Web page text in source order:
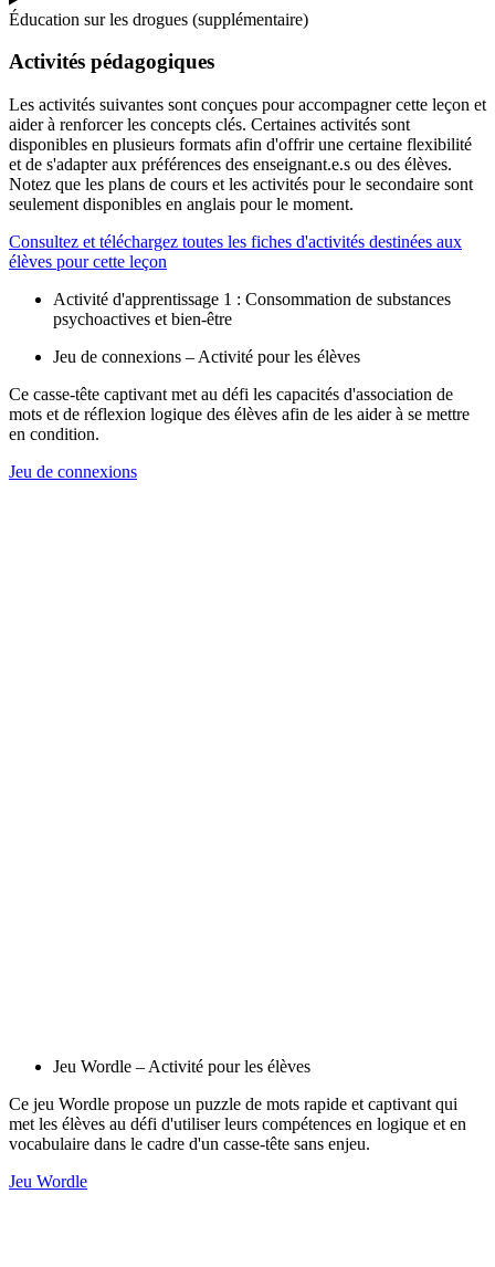
Éducation sur les drogues (supplémentaire)
Activités pédagogiques
Les activités suivantes sont conçues pour accompagner cette leçon et
aider à renforcer les concepts clés. Certaines activités sont
disponibles en plusieurs formats afin d'offrir une certaine flexibilité
et de s'adapter aux préférences des enseignant.e.s ou des élèves.
Notez que les plans de cours et les activités pour le secondaire sont
seulement disponibles en anglais pour le moment.
Consultez et téléchargez toutes les fiches d'activités destinées aux
élèves pour cette leçon
Activité d'apprentissage 1 : Consommation de substances
psychoactives et bien-être
Jeu de connexions – Activité pour les élèves
Ce casse-tête captivant met au défi les capacités d'association de
mots et de réflexion logique des élèves afin de les aider à se mettre
en condition.
Jeu de connexions
Jeu Wordle – Activité pour les élèves
Ce jeu Wordle propose un puzzle de mots rapide et captivant qui
met les élèves au défi d'utiliser leurs compétences en logique et en
vocabulaire dans le cadre d'un casse-tête sans enjeu.
Jeu Wordle